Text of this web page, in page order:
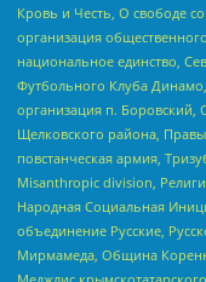
Кровь и Честь, О свободе
организация
национальное единство,
Футбольного Клуба
организация п.
Щелковского района,
повстанческая армия,
Misanthropic division,
Народная Социальная
объединение Русские,
Мирмамеда, Община